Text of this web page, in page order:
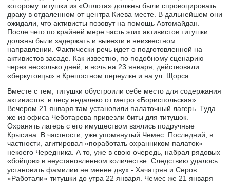
которому титушки из «Оплота» должны были спровоцировать
драку в отдаленном от центра Киева месте. В дальнейшем они
ожидали, что активисты позовут на помощь Автомайдан.
После чего по крайней мере часть этих активистов титушки
должны были задержать и вывезти в неизвестном
направлении. Фактически речь идет о подготовленной на
активистов засаде. Как известно, по подобному сценарию
через несколько дней, в ночь на 23 января, действовали
«беркутовцы» в Крепостном переулке и на ул. Щорса.
Вместе с тем, титушки обустроили себе место для содержания
активистов: в лесу недалеко от метро «Бориспольская».
Вечером 21 января там установили палаточный лагерь. Туда
же из офиса Чеботарева привезли биты для титушок.
Охранять лагерь с его имуществом взялись подручные
Крысина. В частности, уже упомянутый Чемес. Последний, в
частности, агитировал «поработать охранником палаток»
некоего Чередника. А то, уже в свою очередь, набрал рядовых
«бойцов» в неустановленном количестве. Следствию удалось
установить фамилии не менее двух - Хачатрян и Серов.
«Работали» титушки до утра 22 января. Чемес же 21 января